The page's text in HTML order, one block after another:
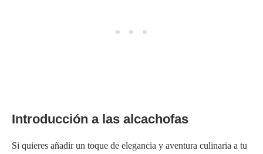
Introducción a las alcachofas
Si quieres añadir un toque de elegancia y aventura culinaria a tu